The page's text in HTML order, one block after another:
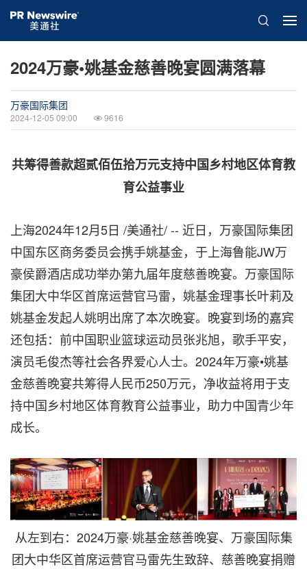
2024万豪•姚基金慈善晚宴圆满落幕
万豪国际集团
2024-12-05 09:00 9616
共筹得善款超贰佰伍拾万元支持中国乡村地区体育教
育公益事业
上海2024年12月5日 /美通社/ -- 近日，万豪国际集团
中国东区商务委员会携手姚基金，于上海鲁能JW万
豪侯爵酒店成功举办第九届年度慈善晚宴。万豪国际
集团大中华区首席运营官马雷，姚基金理事长叶莉及
姚基金发起人姚明出席了本次晚宴。晚宴到场的嘉宾
还包括：前中国职业篮球运动员张兆旭，歌手平安，
演员毛俊杰等社会各界爱心人士。2024年万豪•姚基
金慈善晚宴共筹得人民币250万元，净收益将用于支
持中国乡村地区体育教育公益事业，助力中国青少年
成长。
从左到右：2024万豪·姚基金慈善晚宴、万豪国际集
团大中华区首席运营官马雷先生致辞、慈善晚宴捐赠